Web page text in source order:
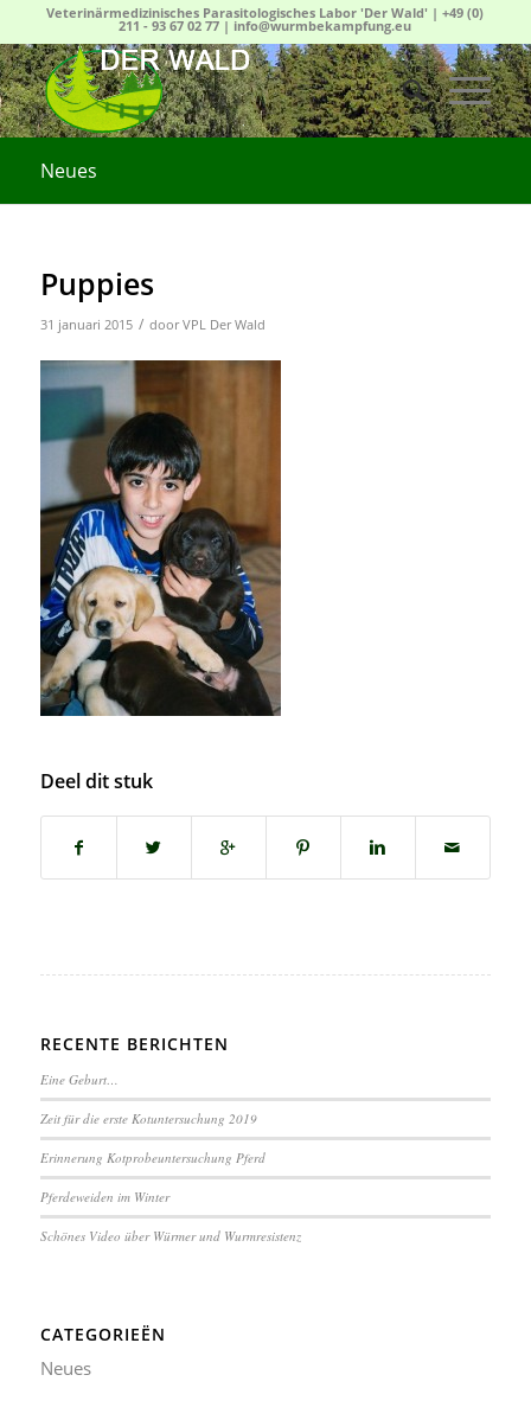
Veterinärmedizinisches Parasitologisches Labor 'Der Wald' |+49 (0)
211 - 93 67 02 77 | info@wurmbekampfung.eu
Neues
Puppies
31 januari 2015 / doorVPL Der Wald
Deel dit stuk
RECENTE BERICHTEN
Eine Geburt…
Zeit für die erste Kotuntersuchung 2019
Erinnerung Kotprobeuntersuchung Pferd
Pferdeweiden im Winter
Schönes Video über Würmer und Wurmresistenz
CATEGORIEËN
Neues